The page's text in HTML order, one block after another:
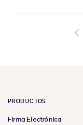
Go
PRODUCTOS
Firma Electrónica